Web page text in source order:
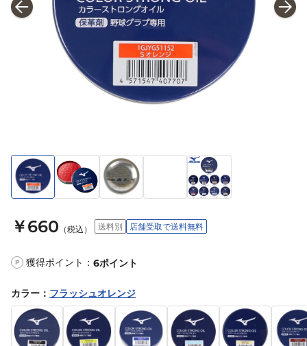
￥660 （税込） 送料別 店舗受取で送料無料
P 獲得ポイント： 6ポイント
カラー ： フラッシュオレンジ